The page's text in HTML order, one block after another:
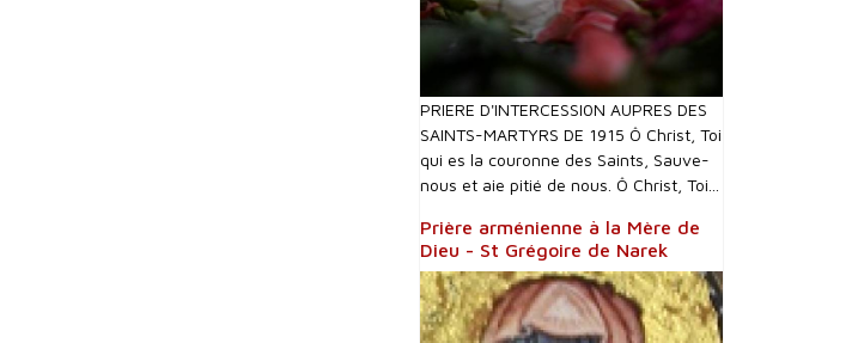
PRIERE D'INTERCESSI0N AUPRES DES
SAINTS-MARTYRS DE 1915 Ô Christ, Toi
qui es la couronne des Saints, Sauve-
nous et aie pitié de nous. Ô Christ, Toi...
Prière arménienne à la Mère de
Dieu - St Grégoire de Narek